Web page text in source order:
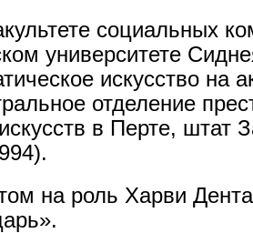
социальных
университете
искусство на
отделение
в Перте, штат
на роль Харви